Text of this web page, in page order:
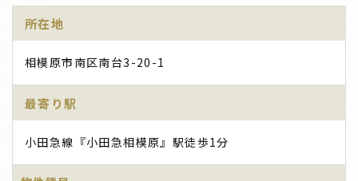
所在地
相模原市南区南台3-20-1
最寄り駅
小田急線『小田急相模原』駅徒歩1分